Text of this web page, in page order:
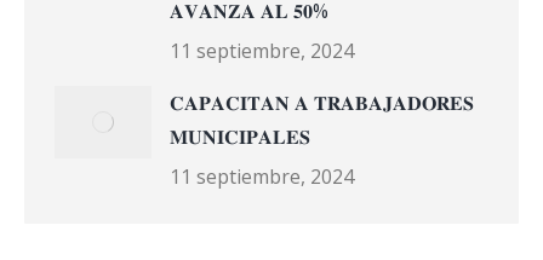
𝐀𝐕𝐀𝐍𝐙𝐀 𝐀𝐋 𝟓𝟎%
11 septiembre, 2024
𝐂𝐀𝐏𝐀𝐂𝐈𝐓𝐀𝐍 𝐀 𝐓𝐑𝐀𝐁𝐀𝐉𝐀𝐃𝐎𝐑𝐄𝐒
𝐌𝐔𝐍𝐈𝐂𝐈𝐏𝐀𝐋𝐄𝐒
11 septiembre, 2024